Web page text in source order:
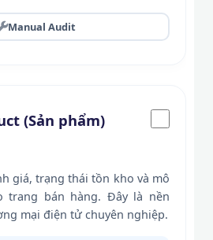
Manual Audit
(Sản phẩm)
giá, trạng thái tồn kho và mô
trang bán hàng. Đây là nền
mại điện tử chuyên nghiệp.